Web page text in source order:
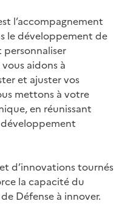
l’accompagnement
le développement de
aidons à
et ajuster vos
mettons à votre
en réunissant
d’innovations tournés
la capacité du
Défense à innover.